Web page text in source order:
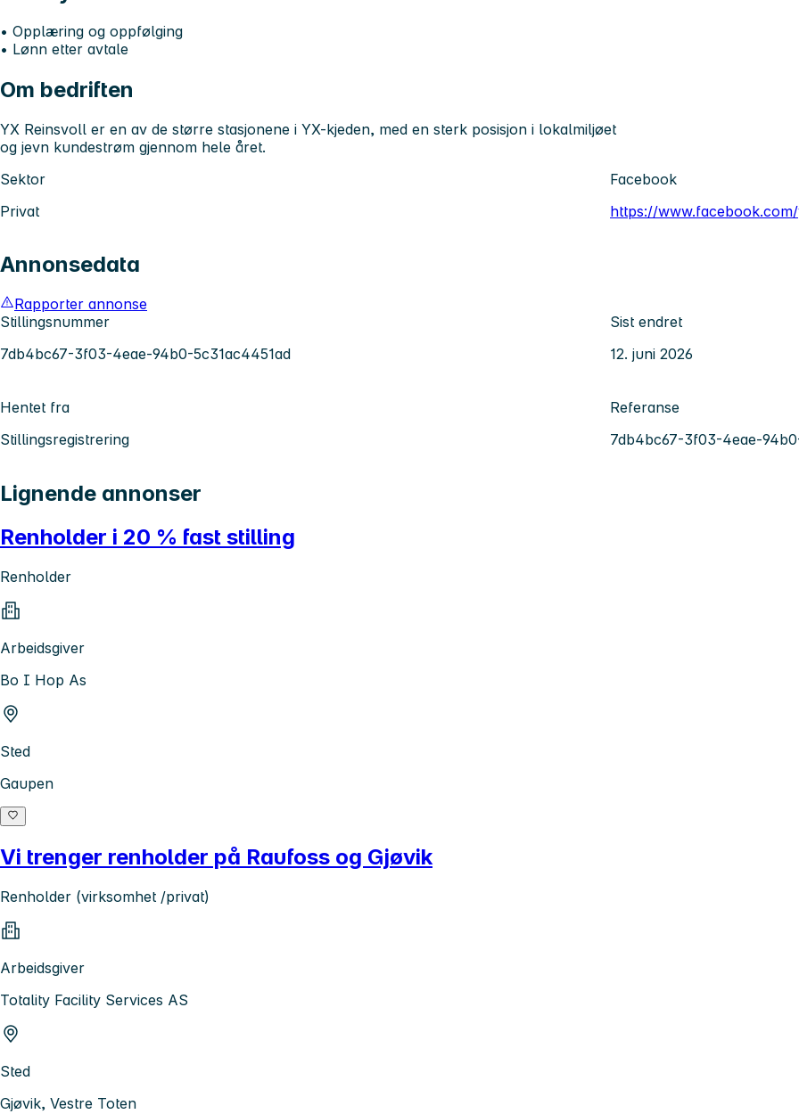
• Opplæring og oppfølging
• Lønn etter avtale
Om bedriften
YX Reinsvoll er en av de større stasjonene i YX-kjeden, med en sterk posisjon i lokalmiljøet
og jevn kundestrøm gjennom hele året.
Sektor
Privat
Facebook
https://
Annonsedata
Rapporter annonse
Stillingsnummer
7db4bc67-3f03-4eae-94b0-5c31ac4451ad
Sist endret
12. juni 2026
Hentet fra
Stillingsregistrering
Referanse
7db4bc67-3f03-4eae-
Lignende annonser
Renholder i 20 % fast stilling
Renholder
Arbeidsgiver
Bo I Hop As
Sted
Gaupen
Vi trenger renholder på Raufoss og Gjøvik
Renholder (virksomhet /privat)
Arbeidsgiver
Totality Facility Services AS
Sted
Gjøvik, Vestre Toten